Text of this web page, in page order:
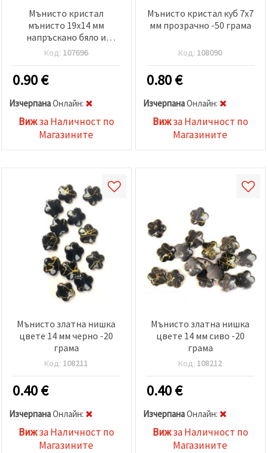
Мънисто кристал
мънисто 19x14 мм
напръскано бяло и
червено -50 грама
Код: 107696
0.90€
ИзчерпанаOнлайн:
Вижза Наличност по
Магазините
Мънисто кристал куб 7x7
мм прозрачно -50 грама
Код: 108090
0.80€
ИзчерпанаOнлайн:
Вижза Наличност по
Магазините
Мънисто златна нишка
цвете 14 мм черно -20
грама
Код: 108211
0.40€
ИзчерпанаOнлайн:
Вижза Наличност по
Магазините
Мънисто златна нишка
цвете 14 мм сиво -20
грама
Код: 108212
0.40€
ИзчерпанаOнлайн:
Вижза Наличност по
Магазините